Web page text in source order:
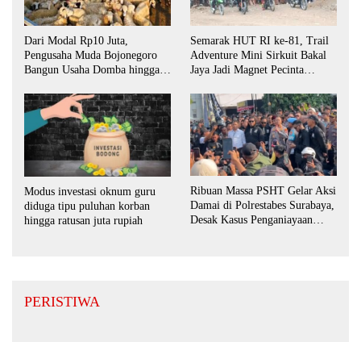
Dari Modal Rp10 Juta,
Pengusaha Muda Bojonegoro
Bangun Usaha Domba hingga
Semarak HUT RI ke-81, Trail
Adventure Mini Sirkuit Bakal
Jaya Jadi Magnet Pecinta
Modus investasi oknum guru
diduga tipu puluhan korban
hingga ratusan juta rupiah
Ribuan Massa PSHT Gelar Aksi
Damai di Polrestabes Surabaya,
Desak Kasus Penganiayaan
PERISTIWA